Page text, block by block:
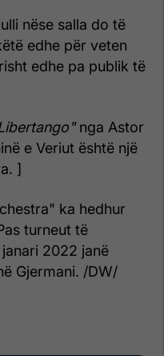
nëse salla do të
edhe për veten
edhe pa publik të
nga Astor
e Veriut është një
]
ka hedhur
turneut të
2022 janë
Gjermani. /DW/